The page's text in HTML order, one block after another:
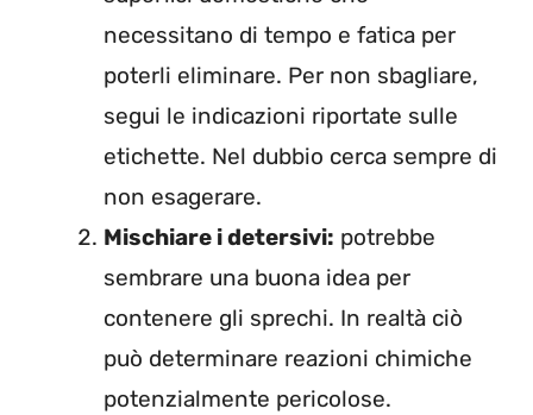
necessitano di tempo e fatica per
poterli eliminare. Per non sbagliare,
segui le indicazioni riportate sulle
etichette. Nel dubbio cerca sempre di
non esagerare.
Mischiare i detersivi: potrebbe
sembrare una buona idea per
contenere gli sprechi. In realtà ciò
può determinare reazioni chimiche
potenzialmente pericolose.